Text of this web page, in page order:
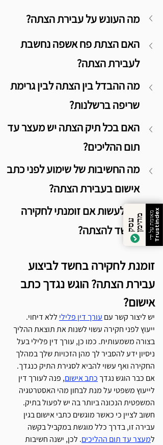
מה העונש על עבירת הצתה?
האם הצתת פח אשפה נחשבת
לעבירת הצתה?
מה ההבדל בין הצתה לבין גרימת
שריפה ברשלנות?
האם בכל תיק הצתה יש מעצר עד
תום ההליכים?
מה החשיבות של שימוע לפני כתב
אישום בעבירת הצתה?
מה לעשות אם זומנתי לחקירה
בחשד להצתה?
זומנת לחקירה בחשד לביצוע
עבירת הצתה? הוגש נגדך כתב
אישום?
יש ליצור קשר עם עורך דין פלילי ללא דיחוי.
ייעוץ לפני חקירה עשוי לשנות את תוצאת ההליך
בצורה משמעותית. כמו כן, עורך דין פלילי בעל
ניסיון ידע להסביר לך מהן הזכויות שלך במהלך
החקירה ואף עשוי להביא לסגירת התיק כנגדך.
אם כבר הוגש נגדך כתב אישום, פנה לעורך דין
לייעוץ משפטי על מנת לבחון מהי האסטרטגיה
המשפטית הנכונה ביותר בה יש לפעול בתיק.
חשוב לציין כי כאשר מוגשים כתבי אישום בגין
עבירה זו, בדרך כלל מוגשת במקביל בקשה
למעצר עד תום ההליכים. לכן, ישנה חשיבות
ע
ס
ק מ ה
י
מ ן מאומת על ידיTrustindex